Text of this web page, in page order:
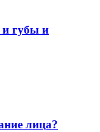
и губы и
лица?